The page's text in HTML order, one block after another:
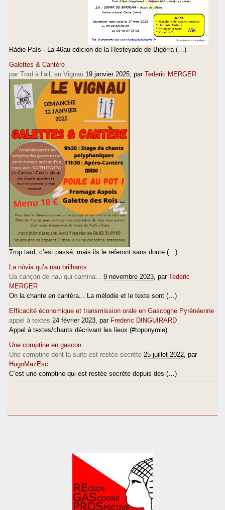
Ràdio País · La 46au edicion de la Hesteyade de Bigòrra (…)
Galettes & Cantère
par Trad à l’ail, au Vignau 19 janvier 2025 , par Tederic MERGER
Trop tard, c’est passé, mais ils le referont sans doute (…)
La nòvia qu’a nau brilhants
Ua cançon de nau qui camina...
9 novembre 2023 , par Tederic
MERGER
On la chante en cantèra... La mélodie et le texte sont (…)
Efficacité économique et transmission orale en Gascogne Pyrénéenne
appel à textes 24 février 2023 , par Frederic DINGUIRARD
Appel à textes/chants décrivant les lieux (#toponymie)
Une comptine en gascon
Une comptine dont la suite est restée secrète 25 juillet 2022 , par
HugoMazEsc
C’est une comptine qui est restée secrète depuis des (…)